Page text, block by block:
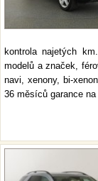
kontrola najetých
modelů a značek,
navi, xenony, bi-
36 měsíců garance